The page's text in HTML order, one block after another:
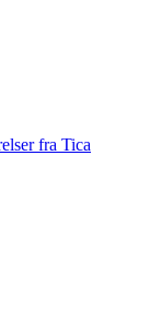
fra Tica